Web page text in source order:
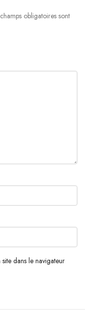
obligatoires sont
dans le navigateur